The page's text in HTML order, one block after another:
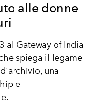
alle donne
al Gateway of India
spiega il legame
una
e